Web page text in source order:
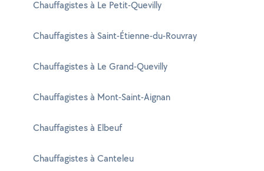
Chauffagistes à Le Petit-Quevilly
Chauffagistes à Saint-Étienne-du-Rouvray
Chauffagistes à Le Grand-Quevilly
Chauffagistes à Mont-Saint-Aignan
Chauffagistes à Elbeuf
Chauffagistes à Canteleu